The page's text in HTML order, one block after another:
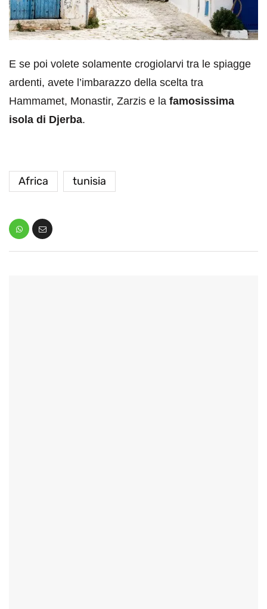
E se poi volete solamente crogiolarvi tra le spiagge
ardenti, avete l’imbarazzo della scelta tra
Hammamet, Monastir, Zarzis e la famosissima
isola di Djerba.
Africa tunisia